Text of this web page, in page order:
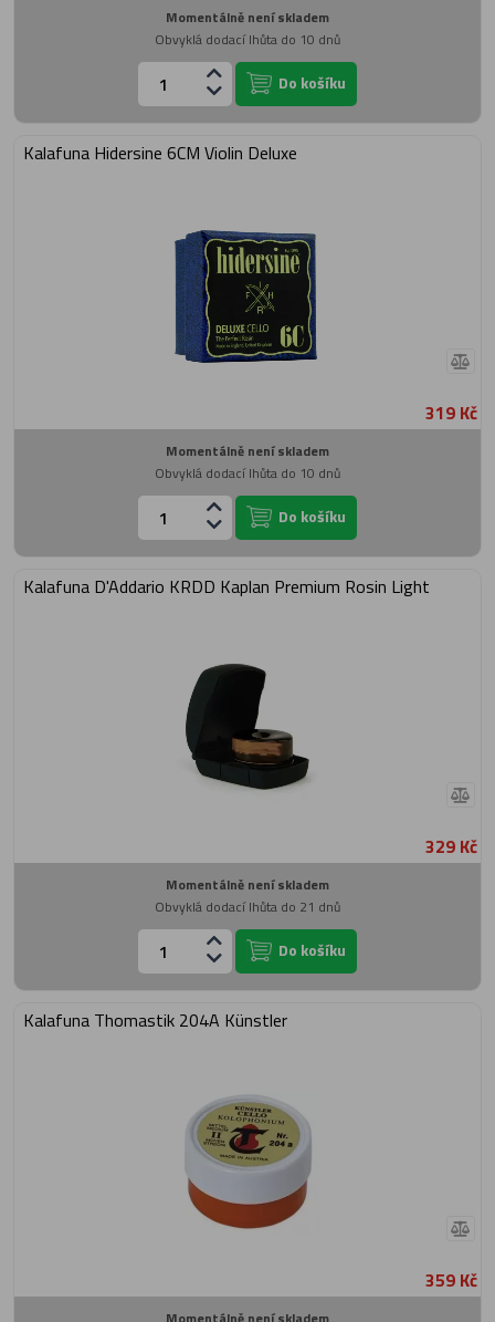
Momentálně není skladem
Obvyklá dodací lhůta do 10 dnů
Do košíku
Kalafuna Hidersine 6CM Violin Deluxe
319 Kč
Momentálně není skladem
Obvyklá dodací lhůta do 10 dnů
Do košíku
Kalafuna D'Addario KRDD Kaplan Premium Rosin Light
329 Kč
Momentálně není skladem
Obvyklá dodací lhůta do 21 dnů
Do košíku
Kalafuna Thomastik 204A Künstler
359 Kč